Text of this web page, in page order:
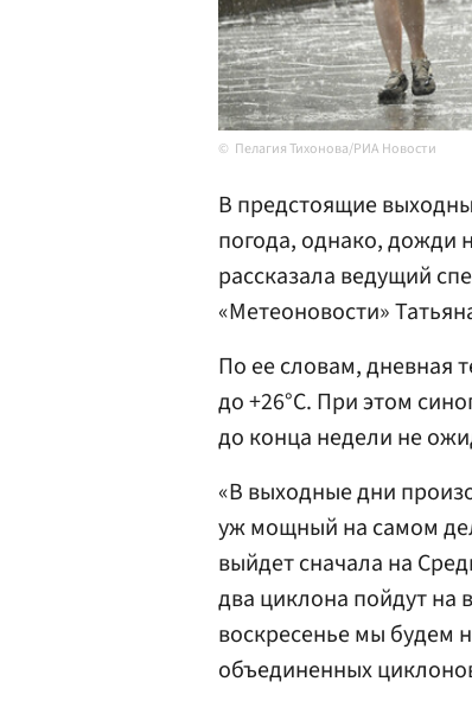
Пелагия Тихонова/РИА Новости
В предстоящие
погода, однако, дожди
рассказала ведущий
«Метеоновости»
По ее словам, дневная
до +26°C. При этом
до конца недели не
«В выходные дни
уж мощный на самом
выйдет сначала на
два циклона пойдут на
воскресенье мы будем
объединенных